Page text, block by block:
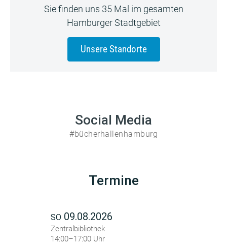
Sie finden uns 35 Mal im gesamten
Hamburger Stadtgebiet
Unsere Standorte
Social Media
#bücherhallenhamburg
Termine
SO 09.08.2026
Zentralbibliothek
14:00–17:00 Uhr